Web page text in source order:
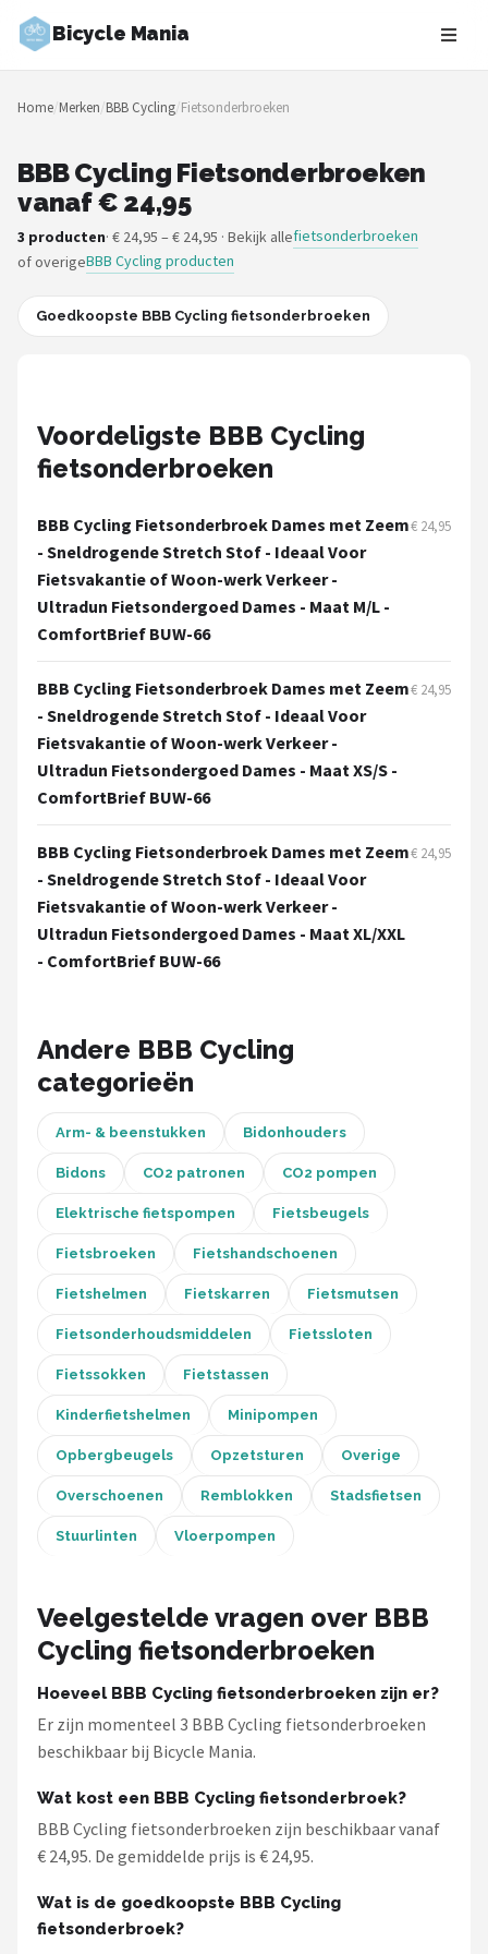
Bicycle Mania
Zoeken
NAVIGATIE
Merken
Blog
Fietsroutes
Stadsfietsen
Elektrische fietsen
Mountainbikes
Shop
POPULAIRE MERKEN
Basil
Volare
ABUS
AXA
New Looxs
BBB Cycling
Voltano
Shimano
Cortina
Alle merken →
Home/Merken/BBB Cycling/Fietsonderbroeken
BBB Cycling Fietsonderbroeken
vanaf € 24,95
3 producten· € 24,95 – € 24,95 · Bekijk allefietsonderbroeken
of overigeBBB Cycling producten
Goedkoopste BBB Cycling fietsonderbroeken
Voordeligste BBB Cycling
fietsonderbroeken
BBB Cycling Fietsonderbroek Dames met Zeem
- Sneldrogende Stretch Stof - Ideaal Voor
Fietsvakantie of Woon-werk Verkeer -
Ultradun Fietsondergoed Dames - Maat M/L -
ComfortBrief BUW-66
€ 24,95
BBB Cycling Fietsonderbroek Dames met Zeem
- Sneldrogende Stretch Stof - Ideaal Voor
Fietsvakantie of Woon-werk Verkeer -
Ultradun Fietsondergoed Dames - Maat XS/S -
ComfortBrief BUW-66
€ 24,95
BBB Cycling Fietsonderbroek Dames met Zeem
- Sneldrogende Stretch Stof - Ideaal Voor
Fietsvakantie of Woon-werk Verkeer -
Ultradun Fietsondergoed Dames - Maat XL/XXL
- ComfortBrief BUW-66
€ 24,95
Andere BBB Cycling
categorieën
Arm- & beenstukken Bidonhouders
Bidons CO2 patronen CO2 pompen
Elektrische fietspompen Fietsbeugels
Fietsbroeken Fietshandschoenen
Fietshelmen Fietskarren Fietsmutsen
Fietsonderhoudsmiddelen Fietssloten
Fietssokken Fietstassen
Kinderfietshelmen Minipompen
Opbergbeugels Opzetsturen Overige
Overschoenen Remblokken Stadsfietsen
Stuurlinten Vloerpompen
Veelgestelde vragen over BBB
Cycling fietsonderbroeken
Hoeveel BBB Cycling fietsonderbroeken zijn er?
Er zijn momenteel 3 BBB Cycling fietsonderbroeken
beschikbaar bij Bicycle Mania.
Wat kost een BBB Cycling fietsonderbroek?
BBB Cycling fietsonderbroeken zijn beschikbaar vanaf
€ 24,95. De gemiddelde prijs is € 24,95.
Wat is de goedkoopste BBB Cycling
fietsonderbroek?